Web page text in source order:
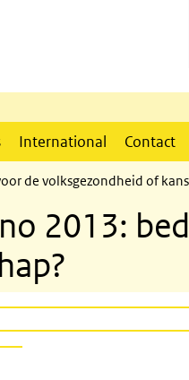
International Contact
de volksgezondheid of
2013: